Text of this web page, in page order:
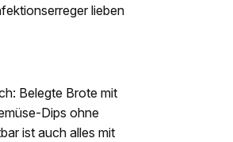
lieben
Belegte Brote mit
Dips ohne
ist auch alles mit